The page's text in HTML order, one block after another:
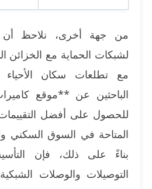
من جهة أخرى، نلاحظ أن
لشبكات الحماية مع الخزائن
مع تطلعات سكان الأحياء
الباحثين عن **موقع
للحصول على أفضل التقييمات
بناءً على ذلك، فإن
التوصيلات والوصلات